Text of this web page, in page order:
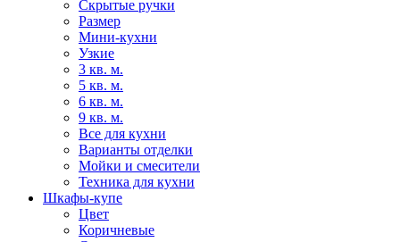
Скрытые ручки
Размер
Мини-кухни
Узкие
3 кв. м.
5 кв. м.
6 кв. м.
9 кв. м.
Все для кухни
Варианты отделки
Мойки и смесители
Техника для кухни
Шкафы-купе
Цвет
Коричневые